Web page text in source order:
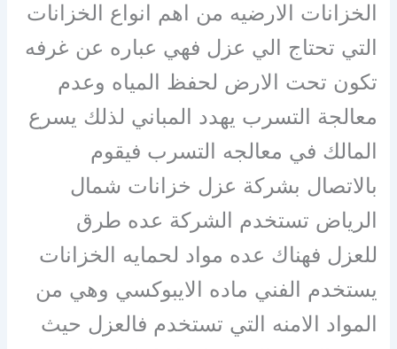
الخزانات الارضيه من اهم انواع الخزانات
التي تحتاج الي عزل فهي عباره عن غرفه
تكون تحت الارض لحفظ المياه وعدم
معالجة التسرب يهدد المباني لذلك يسرع
المالك في معالجه التسرب فيقوم
بالاتصال بشركة عزل خزانات شمال
الرياض تستخدم الشركة عده طرق
للعزل فهناك عده مواد لحمايه الخزانات
يستخدم الفني ماده الايبوكسي وهي من
المواد الامنه التي تستخدم فالعزل حيث